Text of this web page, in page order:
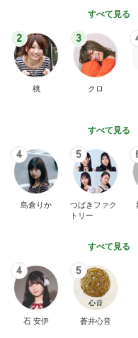
すべて見る
2
桃
3
クロ
すべて見る
4
島倉りか
5
つばきファク
トリー
すべて見る
4
石 安伊
5
蒼井心音